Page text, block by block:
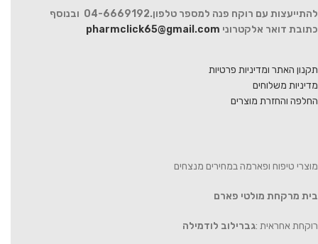
להתייעצות עם רוקח פנה למספר טלפון.04-6669192 ובנוסף
כתובת דואר אלקטרוני pharmclick65@gmail.com
תקנון האתר ומדיניות פרטיות
מדיניות משלוחים
החלפה והחזרת מוצרים
מוצרי טיפוח ופארמה במחירים מנצחים
בית מרקחת מולטי פארם
רוקחת אחראית :גברילוב לודמילה